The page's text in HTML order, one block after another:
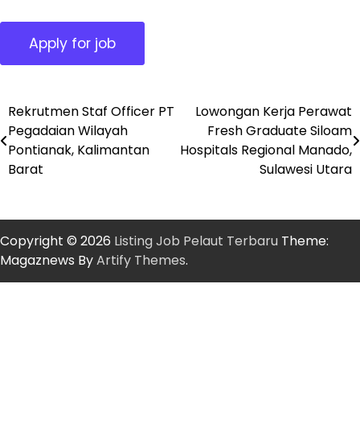
Post
navigation
Rekrutmen Staf Officer PT
Pegadaian Wilayah
Pontianak, Kalimantan
Barat
Lowongan Kerja Perawat
Fresh Graduate Siloam
Hospitals Regional Manado,
Sulawesi Utara
Copyright © 2026 Listing Job Pelaut Terbaru Theme:
Magaznews ByArtify Themes.